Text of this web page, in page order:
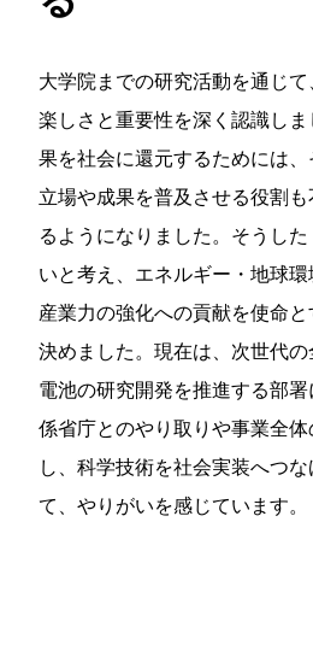
大学院までの研究活動を通じ
楽しさと重要性を深く認識し
果を社会に還元するためには
立場や成果を普及させる役割
るようになりました。そうし
いと考え、エネルギー・地球
産業力の強化への貢献を使命
決めました。現在は、次世代
電池の研究開発を推進する部
係省庁とのやり取りや事業全
し、科学技術を社会実装へつ
て、やりがいを感じています。